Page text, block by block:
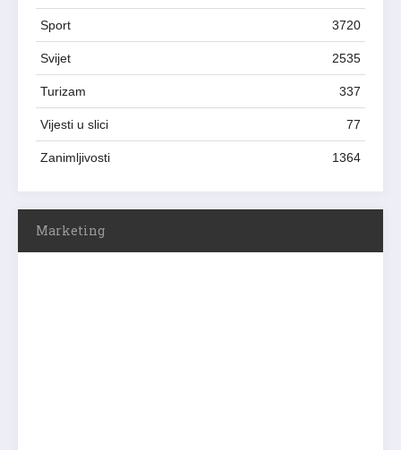
Sport 3720
Svijet 2535
Turizam 337
Vijesti u slici 77
Zanimljivosti 1364
Marketing